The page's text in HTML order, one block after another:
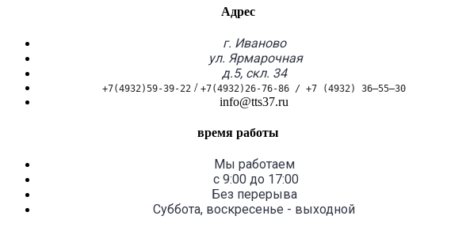
Адрес
г. Иваново
ул. Ярмарочная
д.5, скл. 34
+7(4932)59-39-22 / +7(4932)26-76-86 / +7 (4932) 36‒55‒30
info@tts37.ru
время работы
Мы работаем
с 9:00 до 17:00
Без перерыва
Суббота, воскресенье - выходной